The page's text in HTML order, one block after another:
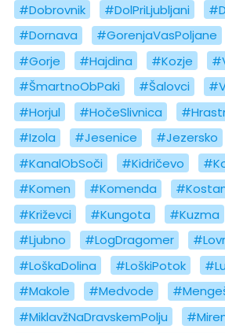
#Dobrovnik
#DolPriLjubljani
#Dornava
#GorenjaVasPoljane
#Gorje
#Hajdina #Kozje
#ŠmartnoObPaki
#Šalovci
#Horjul
#HočeSlivnica
#Izola
#Jesenice #Jezersko
#KanalObSoči
#Kidričevo
#Komen
#Komenda
#Križevci
#Kungota #Kuzma
#Ljubno
#LogDragomer
#LoškaDolina
#LoškiPotok
#Makole
#Medvode
#MiklavžNaDravskemPolju